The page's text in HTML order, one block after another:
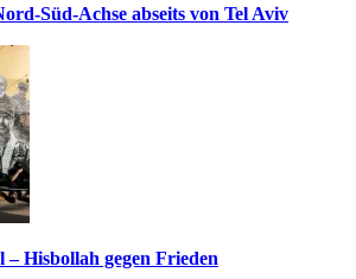
Süd-Achse abseits von Tel Aviv
Hisbollah gegen Frieden